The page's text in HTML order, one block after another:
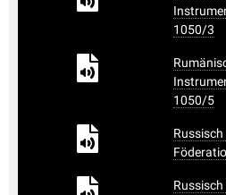
1050/3
1050/5